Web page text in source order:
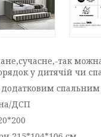
так
у дитячій чи
спальним
ДСП